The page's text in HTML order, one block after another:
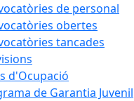
de personal
obertes
tancades
d'Ocupació
de Garantia Juvenil